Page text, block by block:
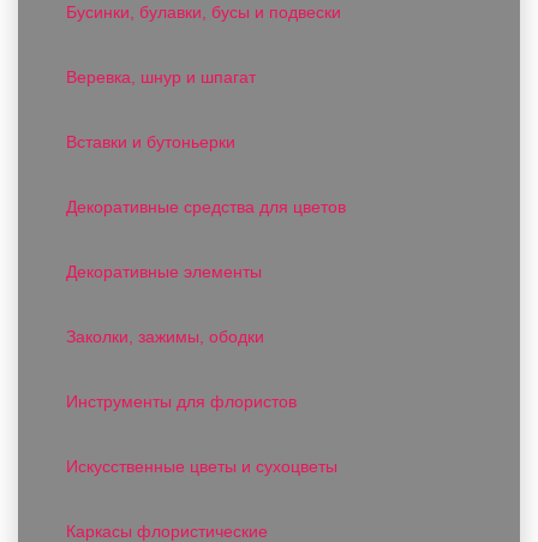
Бусинки, булавки, бусы и подвески
Веревка, шнур и шпагат
Вставки и бутоньерки
Декоративные средства для цветов
Декоративные элементы
Заколки, зажимы, ободки
Инструменты для флористов
Искусственные цветы и сухоцветы
Каркасы флористические